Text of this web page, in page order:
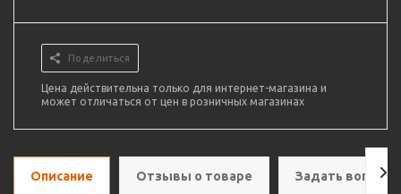
Поделиться
Цена действительна только для интернет-магазина и
может отличаться от цен в розничных магазинах
Описание Отзывы о товаре Задать вопрос